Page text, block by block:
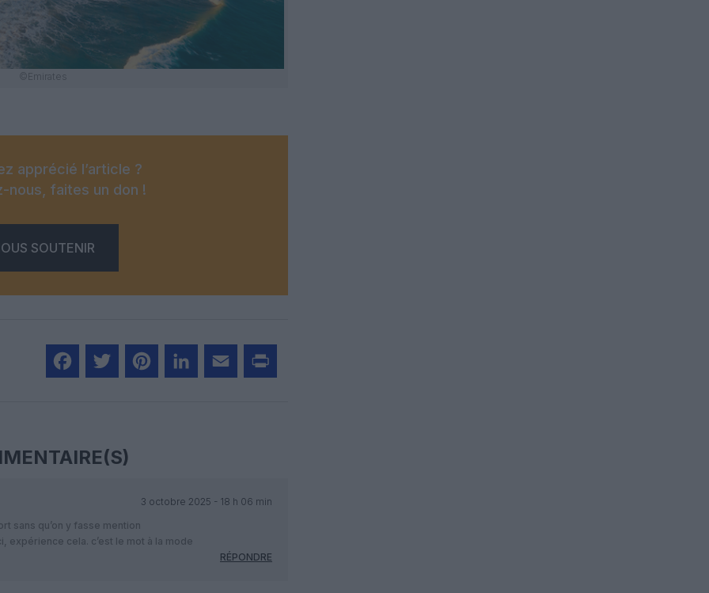
©Emirates
apprécié l’article ?
nous, faites un don !
SOUTENIR
3 octobre 2025 - 18 h 06 min
sans qu’on y fasse mention
expérience cela. c’est le mot à la mode
RÉPONDRE